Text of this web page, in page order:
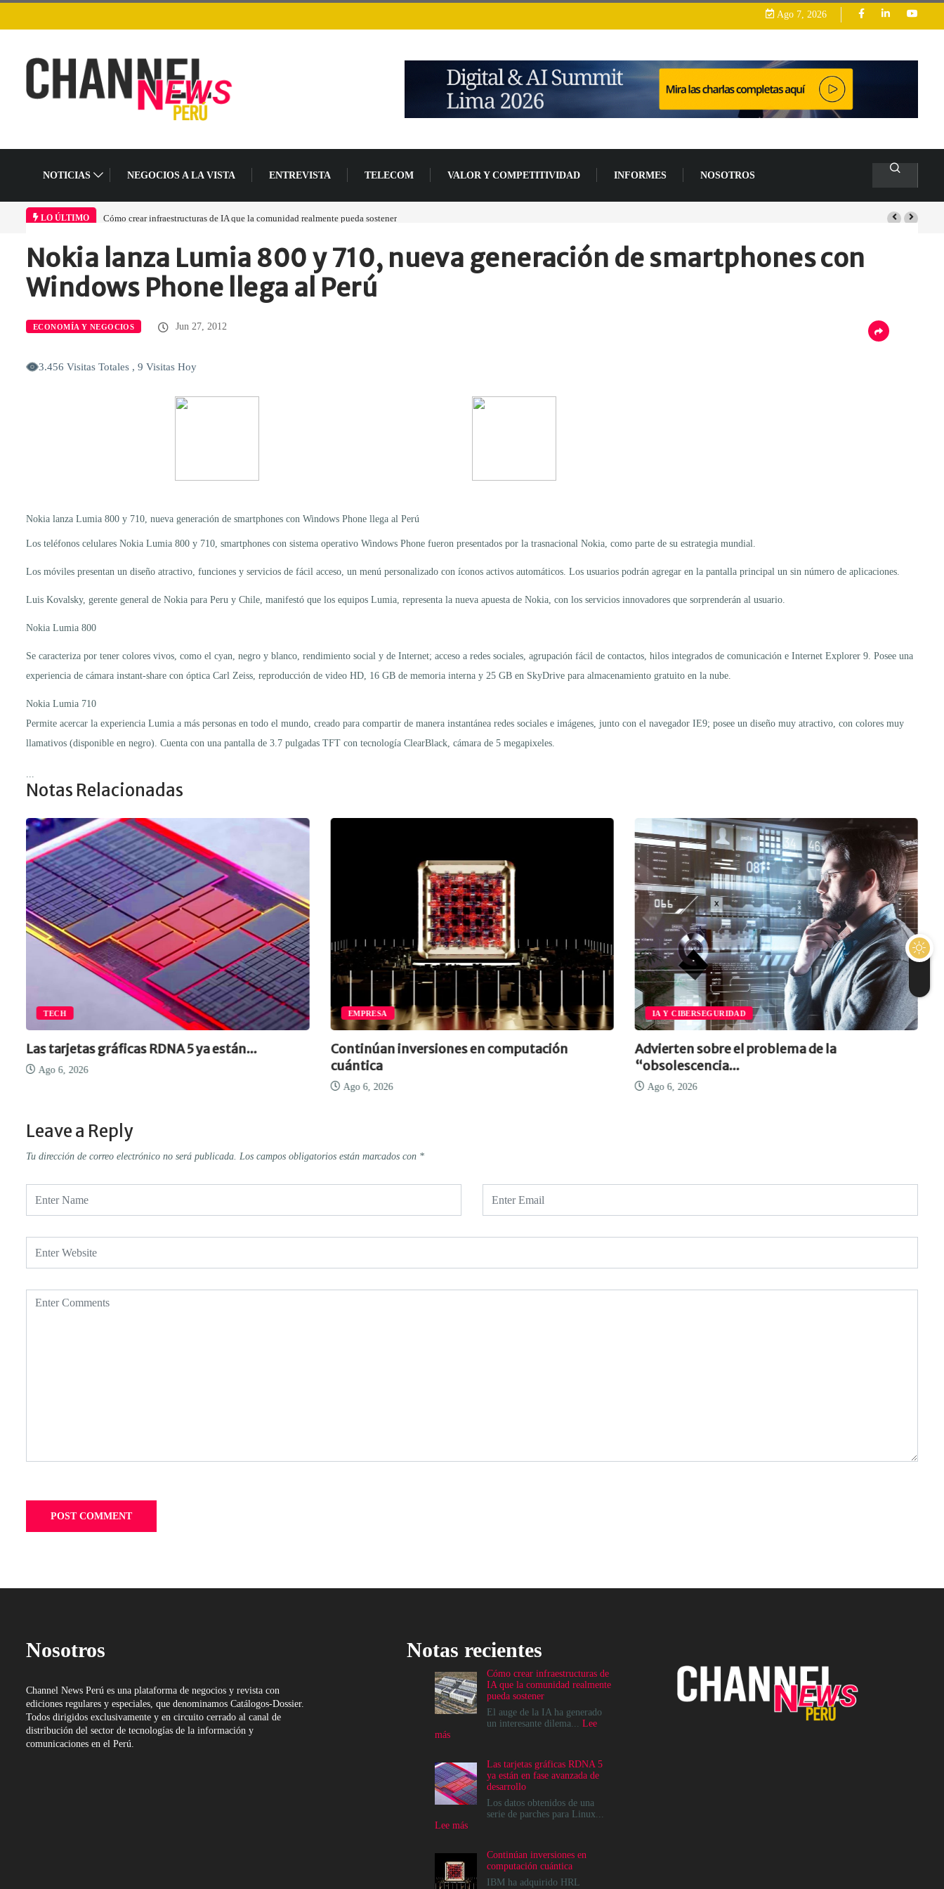
Ago 7, 2026
NOTICIAS NEGOCIOS A LA VISTA ENTREVISTA TELECOM VALOR Y COMPETITIVIDAD INFORMES NOSOTROS
LO ÚLTIMO Cómo crear infraestructuras de IA que la comunidad realmente pueda sostener
Home Economía y Negocios Nokia lanza Lumia…
Nokia lanza Lumia 800 y 710, nueva generación de smartphones con
Windows Phone llega al Perú
ECONOMÍA Y NEGOCIOS Jun 27, 2012
3.456 Visitas Totales , 9 Visitas Hoy
Nokia lanza Lumia 800 y 710, nueva generación de smartphones con Windows Phone llega al Perú
Los teléfonos celulares Nokia Lumia 800 y 710, smartphones con sistema operativo Windows Phone fueron presentados por la trasnacional Nokia, como parte de su estrategia mundial.
Los móviles presentan un diseño atractivo, funciones y servicios de fácil acceso, un menú personalizado con íconos activos automáticos. Los usuarios podrán agregar en la pantalla principal un sin número de aplicaciones.
Luis Kovalsky, gerente general de Nokia para Peru y Chile, manifestó que los equipos Lumia, representa la nueva apuesta de Nokia, con los servicios innovadores que sorprenderán al usuario.
Nokia Lumia 800
Se caracteriza por tener colores vivos, como el cyan, negro y blanco, rendimiento social y de Internet; acceso a redes sociales, agrupación fácil de contactos, hilos integrados de comunicación e Internet Explorer 9. Posee una
experiencia de cámara instant-share con óptica Carl Zeiss, reproducción de video HD, 16 GB de memoria interna y 25 GB en SkyDrive para almacenamiento gratuito en la nube.
Nokia Lumia 710
Permite acercar la experiencia Lumia a más personas en todo el mundo, creado para compartir de manera instantánea redes sociales e imágenes, junto con el navegador IE9; posee un diseño muy atractivo, con colores muy
llamativos (disponible en negro). Cuenta con una pantalla de 3.7 pulgadas TFT con tecnología ClearBlack, cámara de 5 megapixeles.
Notas Relacionadas
TECH
Las tarjetas gráficas RDNA 5 ya están...
Ago 6, 2026
EMPRESA
Continúan inversiones en computación
cuántica
Ago 6, 2026
IA Y CIBERSEGURIDAD
Advierten sobre el problema de la
“obsolescencia...
Ago 6, 2026
Leave a Reply
Tu dirección de correo electrónico no será publicada. Los campos obligatorios están marcados con *
Nosotros
Channel News Perú es una plataforma de negocios y revista con
ediciones regulares y especiales, que denominamos Catálogos-Dossier.
Todos dirigidos exclusivamente y en circuito cerrado al canal de
distribución del sector de tecnologías de la información y
comunicaciones en el Perú.
Notas recientes
Cómo crear infraestructuras de
IA que la comunidad realmente
pueda sostener
El auge de la IA ha generado
un interesante dilema... Lee
más:
infraestructuras
de
IA
que
comunidad
Las tarjetas gráficas RDNA 5
ya están en fase avanzada de
desarrollo
Los datos obtenidos de una
serie de parches para Linux...
Lee más:
gráficas
RDNA
5
Continúan inversiones en
computación cuántica
IBM ha adquirido HRL